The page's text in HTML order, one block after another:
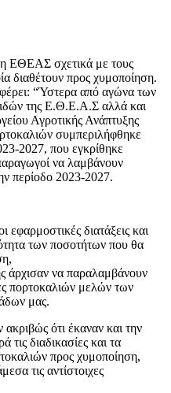
η ΕΘΕΑΣ σχετικά με τους
διαθέτουν προς χυμοποίηση.
“Ύστερα από αγώνα των
της Ε.Θ.Ε.Α.Σ αλλά και
Αγροτικής Ανάπτυξης
συμπεριλήφθηκε
2027, που εγκρίθηκε
να λαμβάνουν
περίοδο 2023-2027.
διατάξεις και
των ποσοτήτων που θα
άρχισαν να παραλαμβάνουν
πορτοκαλιών μελών των
μας.
ότι έκαναν και την
διαδικασίες και τα
προς χυμοποίηση,
τις αντίστοιχες